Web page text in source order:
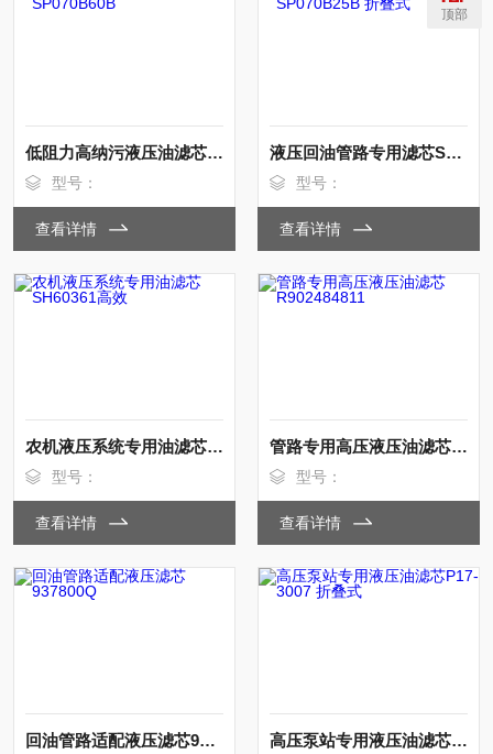
低阻力高纳污液压油滤芯SP070B60B
型号：
查看详情
液压回油管路专用滤芯SP070B25B 折叠式
型号：
查看详情
农机液压系统专用油滤芯SH60361高效
型号：
查看详情
管路专用高压液压油滤芯R902484811
型号：
查看详情
回油管路适配液压滤芯937800Q 高压泵站专用液压油滤芯P17-3007 折叠式
顶部